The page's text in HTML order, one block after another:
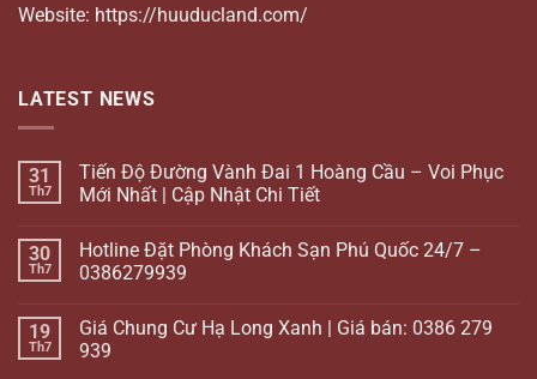
Website: https://huuducland.com/
LATEST NEWS
31
Th7
Tiến Độ Đường Vành Đai 1 Hoàng Cầu – Voi Phục
Mới Nhất | Cập Nhật Chi Tiết
30
Th7
Hotline Đặt Phòng Khách Sạn Phú Quốc 24/7 –
0386279939
19
Th7
Giá Chung Cư Hạ Long Xanh | Giá bán: 0386 279
939